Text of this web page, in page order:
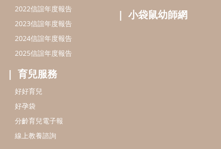
2022信誼年度報告
2023信誼年度報告
2024信誼年度報告
2025信誼年度報告
育兒服務
好好育兒
好孕袋
分齡育兒電子報
線上教養諮詢
小袋鼠幼師網